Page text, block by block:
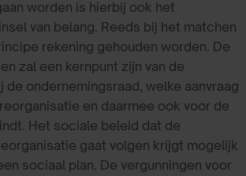
worden is hierbij ook het
van belang. Reeds bij het matchen
rekening gehouden worden. De
zal een kernpunt zijn van de
de ondernemingsraad, welke aanvraag
en daarmee ook voor de
Het sociale beleid dat de
gaat volgen krijgt mogelijk
sociaal plan. De vergunningen voor